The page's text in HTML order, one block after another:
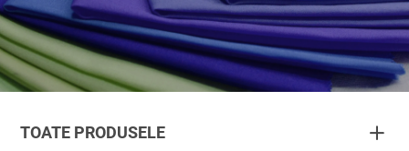
TOATE PRODUSELE